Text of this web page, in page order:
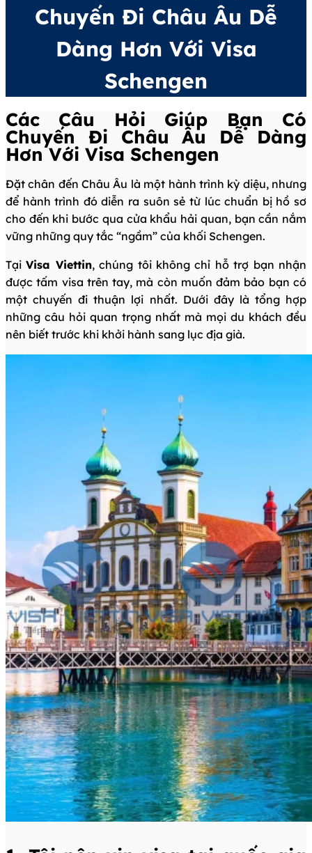
Chuyến Đi Châu Âu Dễ
Dàng Hơn Với Visa
Schengen
Các Câu Hỏi Giúp Bạn Có
Chuyến Đi Châu Âu Dễ Dàng
Hơn Với Visa Schengen
Đặt chân đến Châu Âu là một hành trình kỳ diệu, nhưng
để hành trình đó diễn ra suôn sẻ từ lúc chuẩn bị hồ sơ
cho đến khi bước qua cửa khẩu hải quan, bạn cần nắm
vững những quy tắc “ngầm” của khối Schengen.
TạiVisa Viettin, chúng tôi không chỉ hỗ trợ bạn nhận
được tấm visa trên tay, mà còn muốn đảm bảo bạn có
một chuyến đi thuận lợi nhất. Dưới đây là tổng hợp
những câu hỏi quan trọng nhất mà mọi du khách đều
nên biết trước khi khởi hành sang lục địa già.